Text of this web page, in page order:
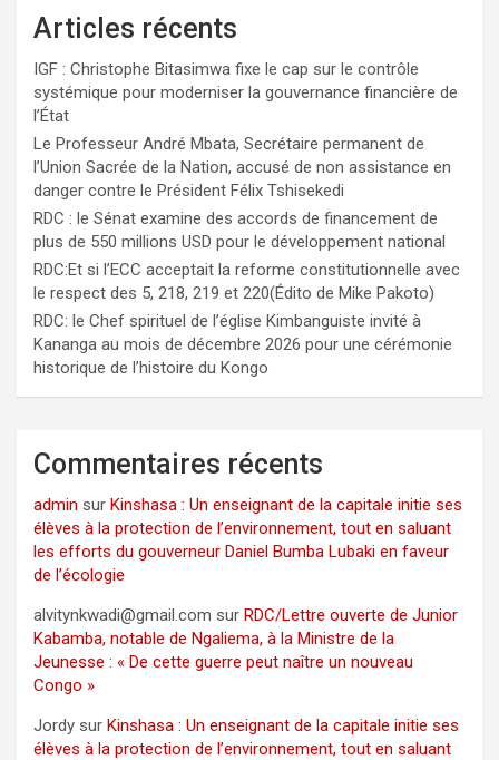
Articles récents
IGF : Christophe Bitasimwa fixe le cap sur le contrôle
systémique pour moderniser la gouvernance financière de
l’État
Le Professeur André Mbata, Secrétaire permanent de
l’Union Sacrée de la Nation, accusé de non assistance en
danger contre le Président Félix Tshisekedi
RDC : le Sénat examine des accords de financement de
plus de 550 millions USD pour le développement national
RDC:Et si l’ECC acceptait la reforme constitutionnelle avec
le respect des 5, 218, 219 et 220(Édito de Mike Pakoto)
RDC: le Chef spirituel de l’église Kimbanguiste invité à
Kananga au mois de décembre 2026 pour une cérémonie
historique de l’histoire du Kongo
Commentaires récents
admin sur Kinshasa : Un enseignant de la capitale initie ses
élèves à la protection de l’environnement, tout en saluant
les efforts du gouverneur Daniel Bumba Lubaki en faveur
de l’écologie
alvitynkwadi@gmail.com sur RDC/Lettre ouverte de Junior
Kabamba, notable de Ngaliema, à la Ministre de la
Jeunesse : « De cette guerre peut naître un nouveau
Congo »
Jordy sur Kinshasa : Un enseignant de la capitale initie ses
élèves à la protection de l’environnement, tout en saluant